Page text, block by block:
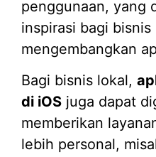
penggunaan, yang
inspirasi bagi
mengembangkan
Bagi bisnis lokal,
di iOS juga dapat
memberikan
lebih personal,